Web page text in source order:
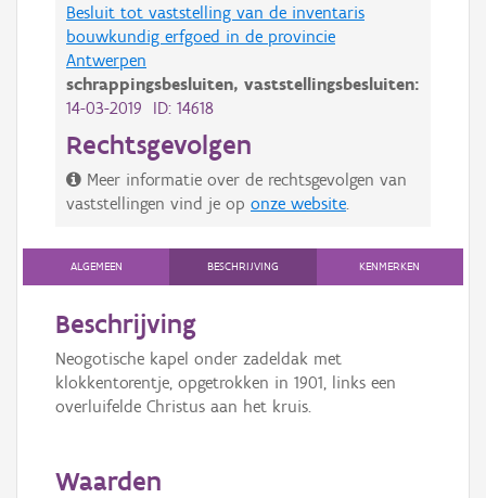
Besluit tot vaststelling van de inventaris
bouwkundig erfgoed in de provincie
Antwerpen
schrappingsbesluiten, vaststellingsbesluiten:
14-03-2019 ID: 14618
Rechtsgevolgen
Meer informatie over de rechtsgevolgen van
vaststellingen vind je op onze website
ALGEMEEN BESCHRIJVING KENMERKEN
Beschrijving
Neogotische kapel onder zadeldak met
klokkentorentje, opgetrokken in 1901, links een
overluifelde Christus aan het kruis.
Waarden